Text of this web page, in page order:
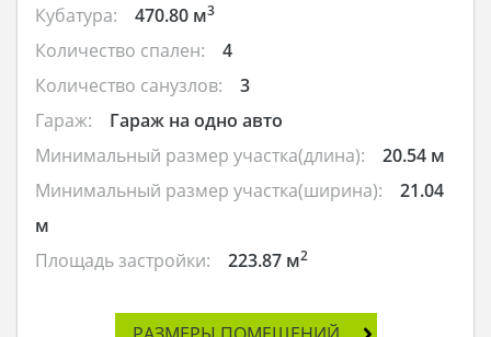
Кубатура: 470.80 м3
Количество спален:
4
Количество санузлов:
3
Гараж:
Гараж на одно авто
Минимальный размер участка(длина):
20.54 м
Минимальный размер участка(ширина):
21.04
м
Площадь застройки:
223.87 м2